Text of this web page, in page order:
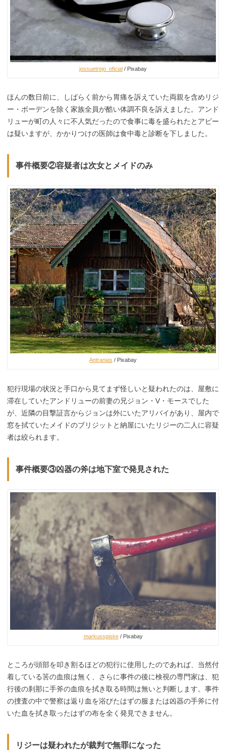
jossuetrejo_oficial / Pixabay
ほんの数日前に、しばらく前から胃痛を訴えていた両親を含めリジ
ー・ボーデンを除く家族全員が酷い体調不良を訴えました。アンド
リューが町の人々に不人気だったので食事に毒を盛られたとアビー
は疑いますが、かかりつけの医師は食中毒と診断を下しました。
事件概要②容疑者は次女とメイドのみ
Antranias / Pixabay
犯行現場の状況と手口から見てまず怪しいと疑われたのは、屋敷に
滞在していたアンドリューの前妻の兄ジョン・V・モースでした
が、近隣の目撃証言からジョンは外にいたアリバイがあり、屋内で
窓を拭ていたメイドのブリジットと納屋にいたリジーの二人に容疑
者は絞られます。
事件概要③凶器の斧は地下室で発見された
markusspiske/ Pixabay
ところが頭部を叩き割るほどの犯行に使用したのであれば、当然付
着している筈の血痕は無く、さらに事件の後に検視の専門家は、犯
行後の刹那に手斧の血痕を拭き取る時間は無いと判断します。事件
の捜査の中で警察は返り血を浴びたはずの服または凶器の手斧に付
いた血を拭き取ったはずの布を全く発見できません。
リジーは疑われたが裁判で無罪になった